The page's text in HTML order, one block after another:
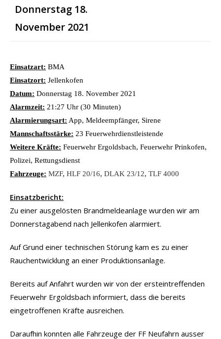
Donnerstag 18.
November 2021
Einsatzart: BMA
Einsatzort: Jellenkofen
Datum: Donnerstag 18. November 2021
Alarmzeit: 21:27 Uhr (30 Minuten)
Alarmierungsart: App, Meldeempfänger, Sirene
Mannschaftsstärke: 23 Feuerwehrdienstleistende
Weitere Kräfte: Feuerwehr Ergoldsbach, Feuerwehr Prinkofen,
Polizei, Rettungsdienst
Fahrzeuge: MZF, HLF 20/16, DLAK 23/12, TLF 4000
Einsatzbericht:
Zu einer ausgelösten Brandmeldeanlage wurden wir am
Donnerstagabend nach Jellenkofen alarmiert.
Auf Grund einer technischen Störung kam es zu einer
Rauchentwicklung an einer Produktionsanlage.
Bereits auf Anfahrt wurden wir von der ersteintreffenden
Feuerwehr Ergoldsbach informiert, dass die bereits
eingetroffenen Kräfte ausreichen.
Daraufhin konnten alle Fahrzeuge der FF Neufahrn ausser